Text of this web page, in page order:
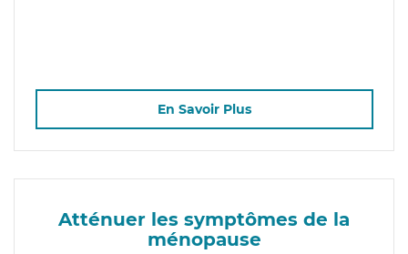
En Savoir Plus
Atténuer les symptômes de la
ménopause